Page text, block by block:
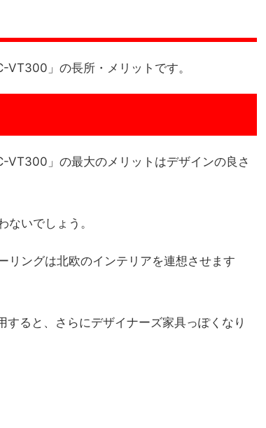
VT300」の長所・メリットです。
VT300」の最大のメリットはデザインの良さ
いでしょう。
リングは北欧のインテリアを連想させます
ると、さらにデザイナーズ家具っぽくなり